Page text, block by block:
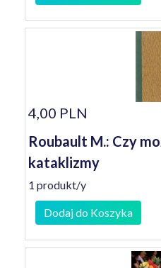
4,00 PLN
Roubault M.: Czy
kataklizmy
1 produkt/y
Dodaj do Koszyka